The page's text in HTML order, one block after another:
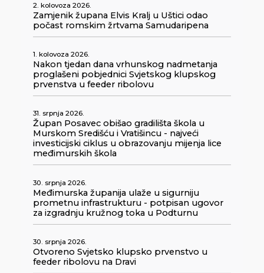
2. kolovoza 2026.
Zamjenik župana Elvis Kralj u Uštici odao
počast romskim žrtvama Samudaripena
1. kolovoza 2026.
Nakon tjedan dana vrhunskog nadmetanja
proglašeni pobjednici Svjetskog klupskog
prvenstva u feeder ribolovu
31. srpnja 2026.
Župan Posavec obišao gradilišta škola u
Murskom Središću i Vratišincu - najveći
investicijski ciklus u obrazovanju mijenja lice
međimurskih škola
30. srpnja 2026.
Međimurska županija ulaže u sigurniju
prometnu infrastrukturu - potpisan ugovor
za izgradnju kružnog toka u Podturnu
30. srpnja 2026.
Otvoreno Svjetsko klupsko prvenstvo u
feeder ribolovu na Dravi